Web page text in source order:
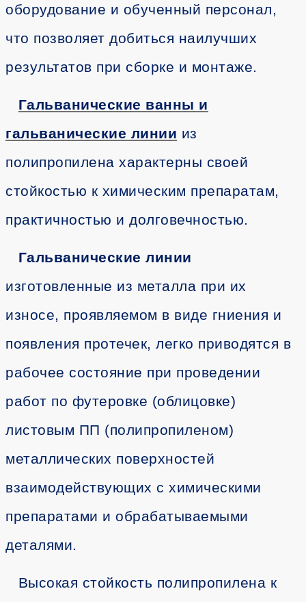
оборудование и обученный персонал,
что позволяет добиться наилучших
результатов при сборке и монтаже.
Гальванические ванны и
гальванические линии из
полипропилена характерны своей
стойкостью к химическим препаратам,
практичностью и долговечностью.
Гальванические линии
изготовленные из металла при их
износе, проявляемом в виде гниения и
появления протечек, легко приводятся в
рабочее состояние при проведении
работ по футеровке (облицовке)
листовым ПП (полипропиленом)
металлических поверхностей
взаимодействующих с химическими
препаратами и обрабатываемыми
деталями.
Высокая стойкость полипропилена к